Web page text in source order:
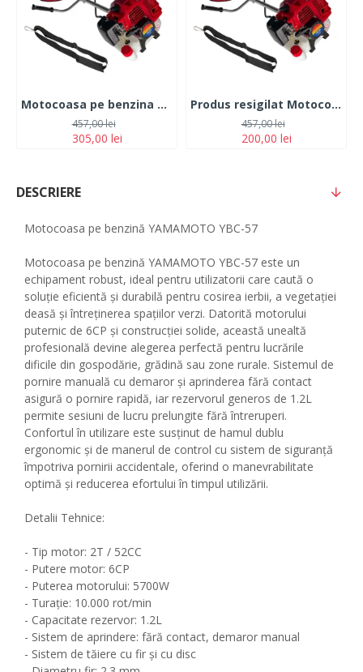
Motocoasa pe benzina TOMS 7.5 CP 12.000 rpm
305,00 lei
457,00 lei
Produs resigilat Motocoasa pe benzina TOMS 7.5 CP 12.000 rpm
200,00 lei
457,00 lei
DESCRIERE
Motocoasa pe benzină YAMAMOTO YBC-57
Motocoasa pe benzină YAMAMOTO YBC-57 este un
echipament robust, ideal pentru utilizatorii care caută o
soluție eficientă și durabilă pentru cosirea ierbii, a vegetației
deasă și întreținerea spațiilor verzi. Datorită motorului
puternic de 6CP și construcției solide, această unealtă
profesională devine alegerea perfectă pentru lucrările
dificile din gospodărie, grădină sau zone rurale. Sistemul de
pornire manuală cu demaror și aprinderea fără contact
asigură o pornire rapidă, iar rezervorul generos de 1.2L
permite sesiuni de lucru prelungite fără întreruperi.
Confortul în utilizare este susținut de hamul dublu
ergonomic și de manerul de control cu sistem de siguranță
împotriva pornirii accidentale, oferind o manevrabilitate
optimă și reducerea efortului în timpul utilizării.
Detalii Tehnice:
- Tip motor: 2T / 52CC
- Putere motor: 6CP
- Puterea motorului: 5700W
- Turație: 10.000 rot/min
- Capacitate rezervor: 1.2L
- Sistem de aprindere: fără contact, demaror manual
- Sistem de tăiere cu fir și cu disc